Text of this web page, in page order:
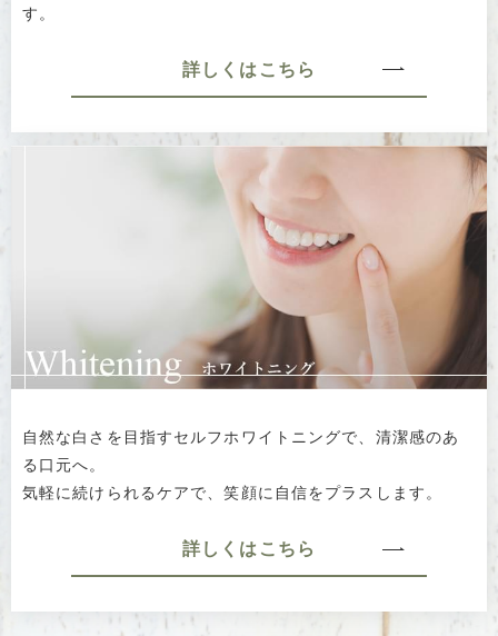
す。
詳しくはこちら
自然な白さを目指すセルフホワイトニングで、清潔感のあ
る口元へ。
気軽に続けられるケアで、笑顔に自信をプラスします。
詳しくはこちら